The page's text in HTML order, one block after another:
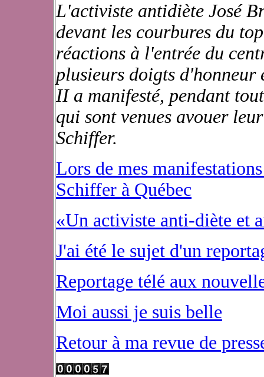
L'activiste antidiète José
devant les courbures du
réactions à l'entrée du
plusieurs doigts d'honneur
II a manifesté, pendant
qui sont venues avouer
Schiffer.
Lors de mes
Schiffer à Québec
«Un activiste anti-diète et
J'ai été le sujet d'un
Reportage télé aux
Moi aussi je suis belle
Retour à ma revue de